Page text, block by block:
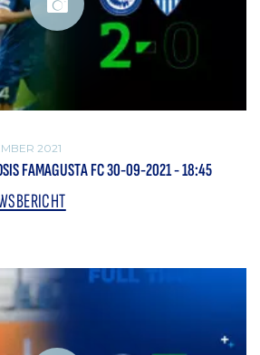
2021
FAMAGUSTA FC 30-09-2021 - 18:45